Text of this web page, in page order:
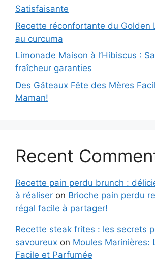
Satisfaisante
Recette réconfortante du Golden
au curcuma
Limonade Maison à l’Hibiscus :
fraîcheur garanties
Des Gâteaux Fête des Mères
Maman!
Recent
Recette pain perdu brunch :
à réaliser on Brioche pain perdu
régal facile à partager!
Recette steak frites : les secrets
savoureux on Moules Marinières:
Facile et Parfumée